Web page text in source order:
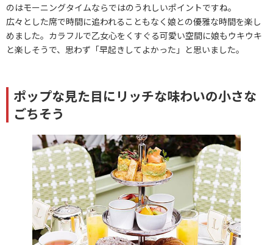
のはモーニングタイムならではのうれしいポイントですね。
広々とした席で時間に追われることもなく娘との優雅な時間を楽し
めました。カラフルで乙女心をくすぐる可愛い空間に娘もウキウキ
と楽しそうで、思わず「早起きしてよかった」と思いました。
ポップな見た目にリッチな味わいの小さな
ごちそう